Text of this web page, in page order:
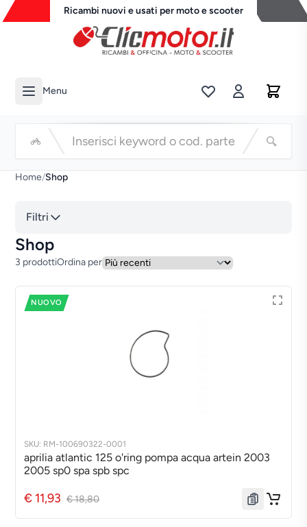
Ricambi nuovi e usati per moto e scooter
Menu
Home/Shop
Filtri
Shop
3 prodottiOrdina per
NUOVO
SKU: RM-100690322-0001
aprilia atlantic 125 o'ring pompa acqua artein 2003
2005 sp0 spa spb spc
€ 11,93 € 18,80